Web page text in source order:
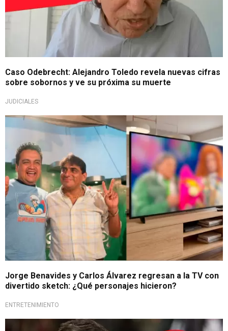
Caso Odebrecht: Alejandro Toledo revela nuevas cifras
sobre sobornos y ve su próxima su muerte
JUDICIALES
Nostalgia televisiva
Jorge Benavides y Carlos Álvarez regresan a la TV con
divertido sketch: ¿Qué personajes hicieron?
ENTRETENIMIENTO
Corte avala pedido